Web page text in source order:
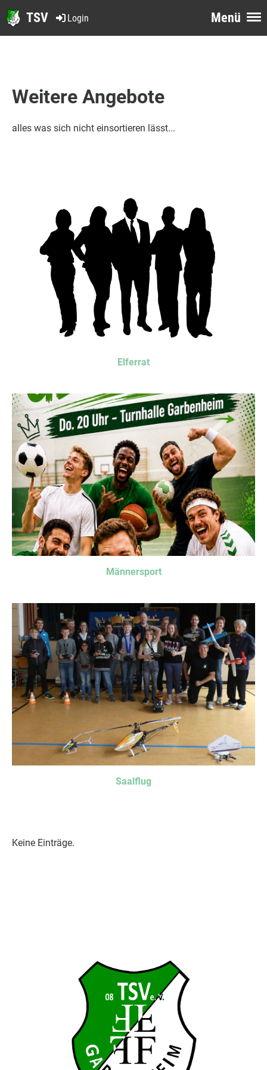
Menü
Login
TSV
Weitere Angebote
alles was sich nicht einsortieren lässt...
Elferrat
Männersport
Saalflug
Keine Einträge.